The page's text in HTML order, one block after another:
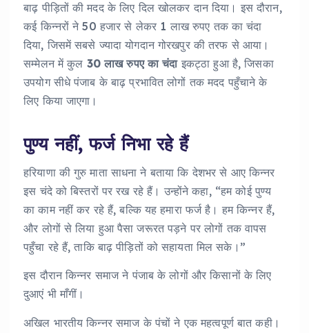
बाढ़ पीड़ितों की मदद के लिए दिल खोलकर दान दिया। इस दौरान,
कई किन्नरों ने 50 हजार से लेकर 1 लाख रुपए तक का चंदा
दिया, जिसमें सबसे ज्यादा योगदान गोरखपुर की तरफ से आया।
सम्मेलन में कुल 30 लाख रुपए का चंदाइकट्ठा हुआ है, जिसका
उपयोग सीधे पंजाब के बाढ़ प्रभावित लोगों तक मदद पहुँचाने के
लिए किया जाएगा।
पुण्य नहीं, फर्ज निभा रहे हैं
हरियाणा की गुरु माता साधना ने बताया कि देशभर से आए किन्नर
इस चंदे को बिस्तरों पर रख रहे हैं। उन्होंने कहा, “हम कोई पुण्य
का काम नहीं कर रहे हैं, बल्कि यह हमारा फर्ज है। हम किन्नर हैं,
और लोगों से लिया हुआ पैसा जरूरत पड़ने पर लोगों तक वापस
पहुँचा रहे हैं, ताकि बाढ़ पीड़ितों को सहायता मिल सके।”
इस दौरान किन्नर समाज ने पंजाब के लोगों और किसानों के लिए
दुआएं भी माँगीं।
अखिल भारतीय किन्नर समाज के पंचों ने एक महत्वपूर्ण बात कही।